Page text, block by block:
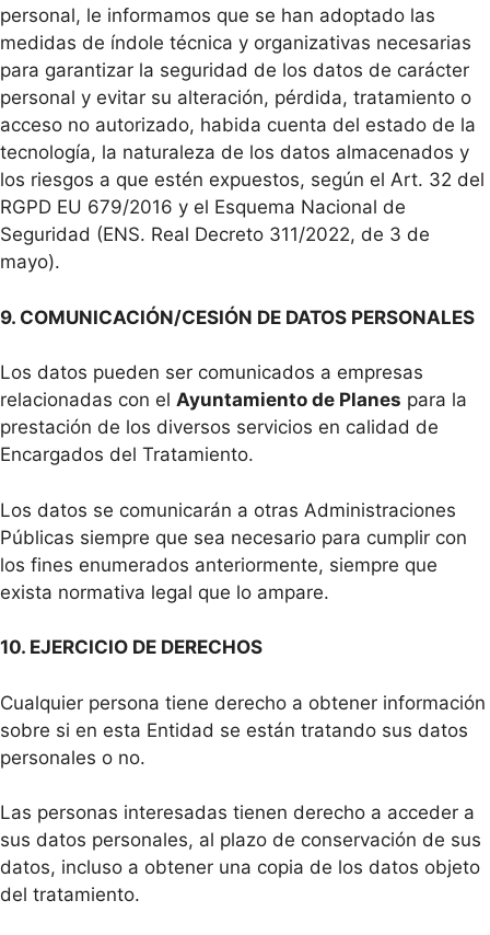
personal, le informamos que se han adoptado las
medidas de índole técnica y organizativas necesarias
para garantizar la seguridad de los datos de carácter
personal y evitar su alteración, pérdida, tratamiento o
acceso no autorizado, habida cuenta del estado de la
tecnología, la naturaleza de los datos almacenados y
los riesgos a que estén expuestos, según el Art. 32 del
RGPD EU 679/2016 y el Esquema Nacional de
Seguridad (ENS. Real Decreto 311/2022, de 3 de
mayo).
9. COMUNICACIÓN/CESIÓN DE DATOS PERSONALES
Los datos pueden ser comunicados a empresas
relacionadas con el Ayuntamiento de Planes para la
prestación de los diversos servicios en calidad de
Encargados del Tratamiento.
Los datos se comunicarán a otras Administraciones
Públicas siempre que sea necesario para cumplir con
los fines enumerados anteriormente, siempre que
exista normativa legal que lo ampare.
10. EJERCICIO DE DERECHOS
Cualquier persona tiene derecho a obtener información
sobre si en esta Entidad se están tratando sus datos
personales o no.
Las personas interesadas tienen derecho a acceder a
sus datos personales, al plazo de conservación de sus
datos, incluso a obtener una copia de los datos objeto
del tratamiento.